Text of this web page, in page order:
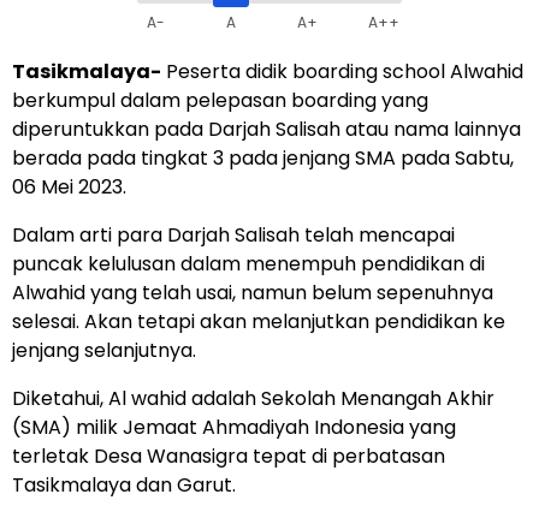
A- A A+ A++
Tasikmalaya- Peserta didik boarding school Alwahid
berkumpul dalam pelepasan boarding yang
diperuntukkan pada Darjah Salisah atau nama lainnya
berada pada tingkat 3 pada jenjang SMA pada Sabtu,
06 Mei 2023.
Dalam arti para Darjah Salisah telah mencapai
puncak kelulusan dalam menempuh pendidikan di
Alwahid yang telah usai, namun belum sepenuhnya
selesai. Akan tetapi akan melanjutkan pendidikan ke
jenjang selanjutnya.
Diketahui, Al wahid adalah Sekolah Menangah Akhir
(SMA) milik Jemaat Ahmadiyah Indonesia yang
terletak Desa Wanasigra tepat di perbatasan
Tasikmalaya dan Garut.